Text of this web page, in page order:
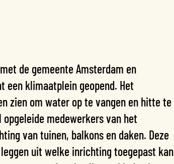
de gemeente Amsterdam en
een klimaatplein geopend. Het
zien om water op te vangen en hitte te
medewerkers van het
van tuinen, balkons en daken. Deze
uit welke inrichting toegepast kan